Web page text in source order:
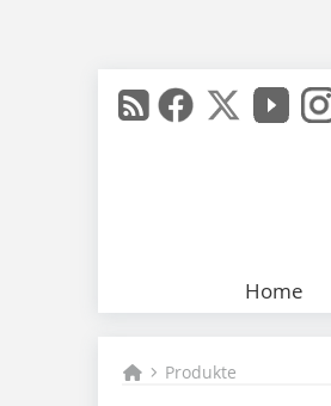
Home
Produkte